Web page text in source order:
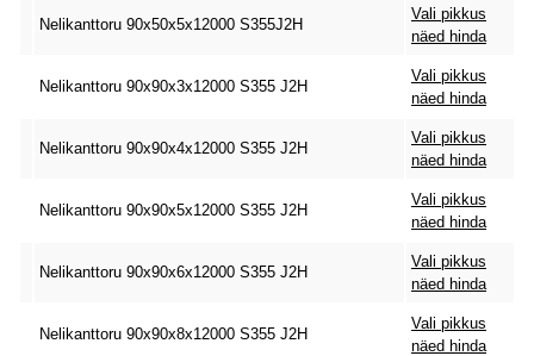
Nelikanttoru 90x50x5x12000 S355J2H
Vali pikkus
näed hinda
Nelikanttoru 90x90x3x12000 S355 J2H
Vali pikkus
näed hinda
Nelikanttoru 90x90x4x12000 S355 J2H
Vali pikkus
näed hinda
Nelikanttoru 90x90x5x12000 S355 J2H
Vali pikkus
näed hinda
Nelikanttoru 90x90x6x12000 S355 J2H
Vali pikkus
näed hinda
Nelikanttoru 90x90x8x12000 S355 J2H
Vali pikkus
näed hinda